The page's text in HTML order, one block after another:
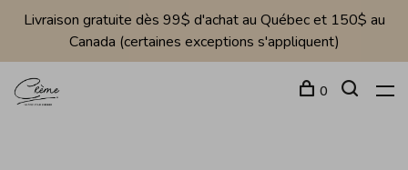
Livraison gratuite dès 99$ d'achat au Québec et 150$ au
Canada (certaines exceptions s'appliquent)
0